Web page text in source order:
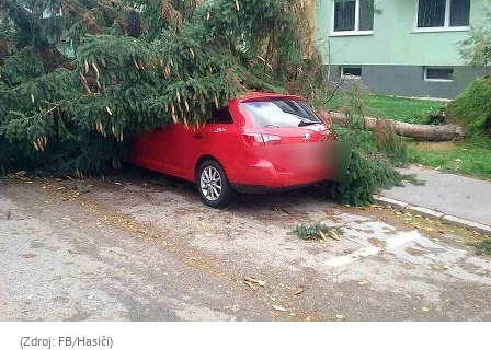
(Zdroj: FB/Hasiči)